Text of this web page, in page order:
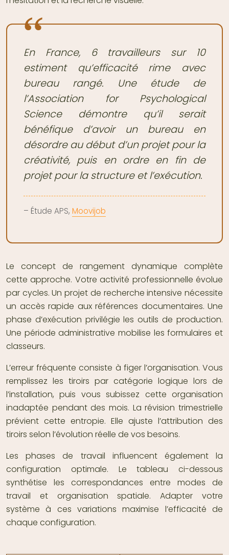
En France, 6 travailleurs sur 10
estiment qu’efficacité rime avec
bureau rangé. Une étude de
l’Association for Psychological
Science démontre qu’il serait
bénéfique d’avoir un bureau en
désordre au début d’un projet pour la
créativité, puis en ordre en fin de
projet pour la structure et l’exécution.
– Étude APS, Moovijob
Le concept de rangement dynamique complète
cette approche. Votre activité professionnelle évolue
par cycles. Un projet de recherche intensive nécessite
un accès rapide aux références documentaires. Une
phase d’exécution privilégie les outils de production.
Une période administrative mobilise les formulaires et
classeurs.
L’erreur fréquente consiste à figer l’organisation. Vous
remplissez les tiroirs par catégorie logique lors de
l’installation, puis vous subissez cette organisation
inadaptée pendant des mois. La révision trimestrielle
prévient cette entropie. Elle ajuste l’attribution des
tiroirs selon l’évolution réelle de vos besoins.
Les phases de travail influencent également la
configuration optimale. Le tableau ci-dessous
synthétise les correspondances entre modes de
travail et organisation spatiale. Adapter votre
système à ces variations maximise l’efficacité de
chaque configuration.